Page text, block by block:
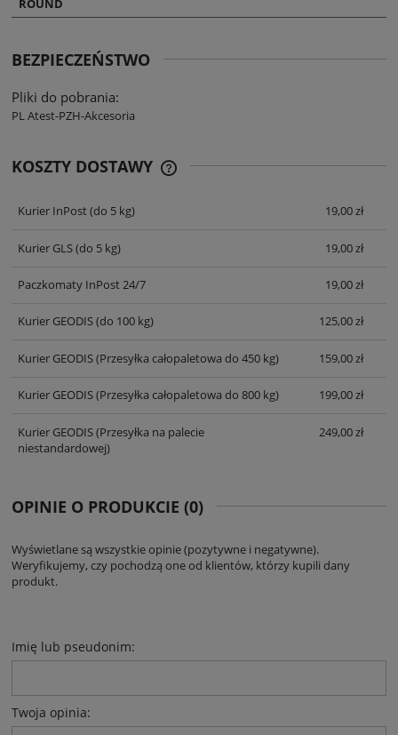
ROUND
BEZPIECZEŃSTWO
Pliki do pobrania:
PL Atest-PZH-Akcesoria
KOSZTY DOSTAWY
Kurier InPost(do 5 kg) 19,00 zł
Kurier GLS(do 5 kg) 19,00 zł
Paczkomaty InPost 24/7 19,00 zł
Kurier GEODIS(do 100 kg) 125,00 zł
Kurier GEODIS(Przesyłka całopaletowa do 450 kg) 159,00 zł
Kurier GEODIS(Przesyłka całopaletowa do 800 kg) 199,00 zł
Kurier GEODIS(Przesyłka na palecie
niestandardowej)
249,00 zł
OPINIE O PRODUKCIE (0)
Wyświetlane są wszystkie opinie (pozytywne i negatywne).
Weryfikujemy, czy pochodzą one od klientów, którzy kupili dany
produkt.
Imię lub pseudonim:
Twoja opinia: